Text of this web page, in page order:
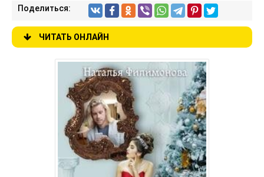
Поделиться:
ЧИТАТЬ ОНЛАЙН